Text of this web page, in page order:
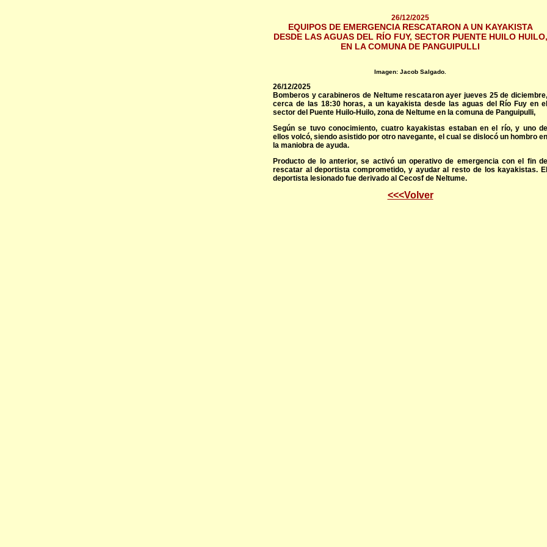
26/12/2025
EQUIPOS DE EMERGENCIA RESCATARON A UN KAYAKISTA
DESDE LAS AGUAS DEL RÍO FUY, SECTOR PUENTE HUILO HUILO,
EN LA COMUNA DE PANGUIPULLI
Imagen: Jacob Salgado.
26/12/2025
Bomberos y carabineros de Neltume rescataron ayer jueves 25 de diciembre,
cerca de las 18:30 horas, a un kayakista desde las aguas del Río Fuy en el
sector del Puente Huilo-Huilo, zona de Neltume en la comuna de Panguipulli,
Según se tuvo conocimiento, cuatro kayakistas estaban en el río, y uno de
ellos volcó, siendo asistido por otro navegante, el cual se dislocó un hombro en
la maniobra de ayuda.
Producto de lo anterior, se activó un operativo de emergencia con el fin de
rescatar al deportista comprometido, y ayudar al resto de los kayakistas. El
deportista lesionado fue derivado al Cecosf de Neltume.
<<<Volver